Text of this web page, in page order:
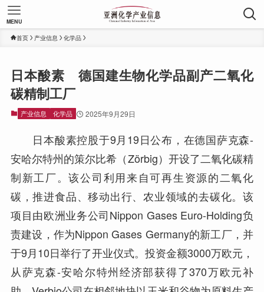
MENU
首页 产业信息 化学品
日本酸素 德国建生物化学品副产二氧化
碳精制工厂
产业信息 化学品 2025年9月29日
日本酸素控股于9月19日公布，在德国萨克森-
安哈尔特州的策尔比希（Zörbig）开设了二氧化碳精
制新工厂。该公司利用来自可再生资源的二氧化
碳，推进食品、移动出行、农业领域的去碳化。该
项目由欧洲业务公司Nippon Gases Euro-Holding负
责建设，作为Nippon Gases Germany的新工厂，并
于9月10日举行了开业仪式。投资金额3000万欧元，
从萨克森-安哈尔特州经济部获得了370万欧元补